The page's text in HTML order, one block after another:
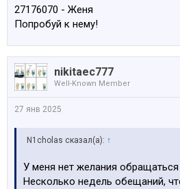
27176070 - Женя
Попробуй к нему!
nikitaec777
Well-Known Member
27 янв 2025
N1cholas сказал(а): ↑
У меня нет желания обращаться
Несколько недель обещаний,